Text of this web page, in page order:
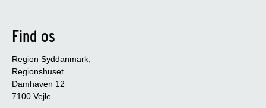
Find os
Region Syddanmark,
Regionshuset
Damhaven 12
7100 Vejle